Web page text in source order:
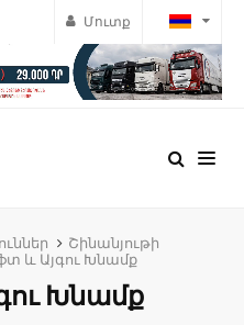
Մուտք
Շինանյութի
և Այգու Խնամք
Խնամք